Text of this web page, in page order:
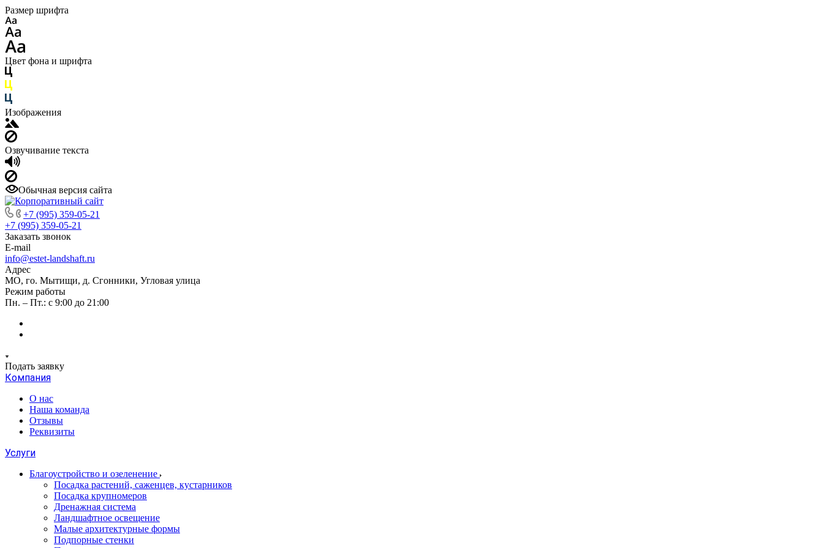
Размер шрифта
Цвет фона и шрифта
Изображения
Озвучивание текста
Обычная версия сайта
+7 (995) 359-05-21
+7 (995) 359-05-21
Заказать звонок
E-mail
info@estet-landshaft.ru
Адрес
МО, го. Мытищи, д. Сгонники, Угловая улица
Режим работы
Пн. – Пт.: с 9:00 до 21:00
Подать заявку
Компания
О нас
Наша команда
Отзывы
Реквизиты
Услуги
Благоустройство и озеленение
Посадка растений, саженцев, кустарников
Посадка крупномеров
Дренажная система
Ландшафтное освещение
Малые архитектурные формы
Подпорные стенки